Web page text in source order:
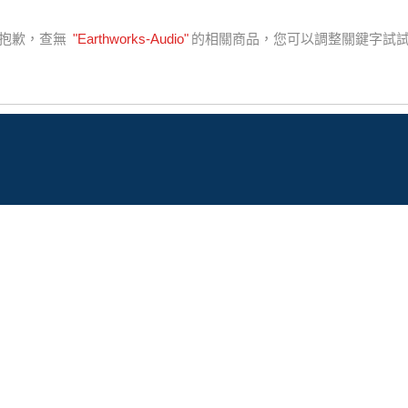
歉，查無 "Earthworks-Audio" 的相關商品，您可以調整關鍵字試